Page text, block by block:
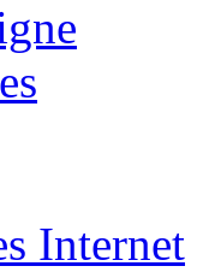
Internet